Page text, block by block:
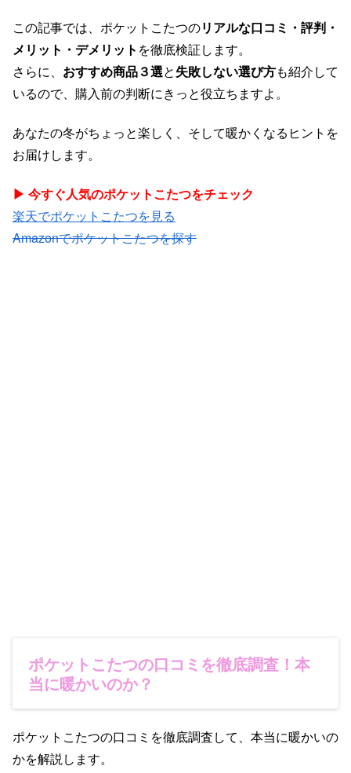
この記事では、ポケットこたつのリアルな口コミ・評判・
メリット・デメリット を徹底検証します。
さらに、 おすすめ商品３選と失敗しない選び方も紹介して
いるので、購入前の判断にきっと役立ちますよ。
あなたの冬がちょっと楽しく、そして暖かくなるヒントを
お届けします。
▶︎ 今すぐ人気のポケットこたつをチェック
楽天でポケットこたつを見る
Amazonでポケットこたつを探す
ポケットこたつの口コミを徹底調査！本
当に暖かいのか？
ポケットこたつの口コミを徹底調査して、本当に暖かいの
かを解説します。